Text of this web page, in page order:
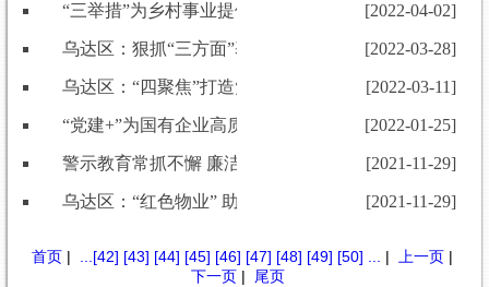
“三举措”为乡村事业提供有力组织保障 [2022-04-02]
乌达区：狠抓“三方面”基础保障，助推城市基层党建高
[2022-03-28]
乌达区：“四聚焦”打造党员教育新模式 [2022-03-11]
“党建+”为国有企业高质量发展加装“高速引擎”
[2022-01-25]
警示教育常抓不懈 廉洁自律警钟长鸣 [2021-11-29]
乌达区：“红色物业” 助力城市更新提档升级[2021-11-29]
首页| [42] [43] [44] [45] [46] [47] [48] [49] [50] | 上一页|
下一页| 尾页